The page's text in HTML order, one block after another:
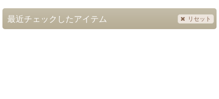
最近チェックしたアイテム リセット